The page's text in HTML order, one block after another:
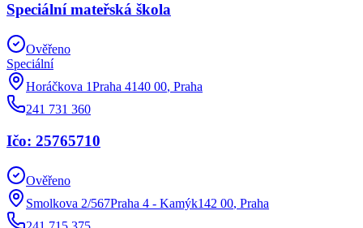
Speciální mateřská škola
Ověřeno
Speciální
Horáčkova 1Praha 4140 00, Praha
241 731 360
Ičo: 25765710
Ověřeno
Smolkova 2/567Praha 4 - Kamýk142 00, Praha